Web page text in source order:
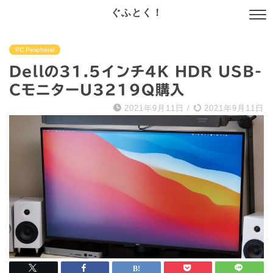
ぐふとく！
PC Peripheral
Dellの31.5インチ4K HDR USB-
CモニターU3219Q購入
2021年9月11日 / 2021年9月11日